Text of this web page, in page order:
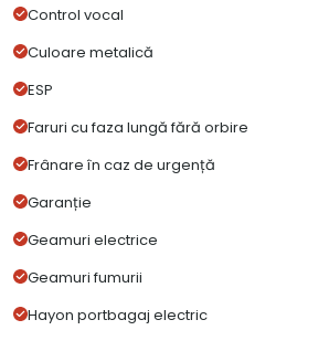
Control vocal
Culoare metalică
ESP
Faruri cu faza lungă fără orbire
Frânare în caz de urgență
Garanție
Geamuri electrice
Geamuri fumurii
Hayon portbagaj electric